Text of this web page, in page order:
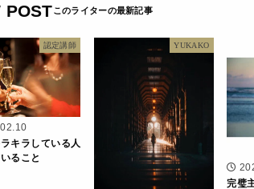
POST
認定講師
キラしている人
ること
YUKAKO
完璧